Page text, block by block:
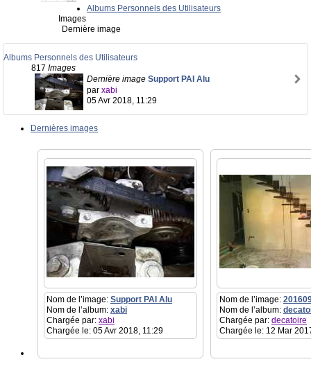
Albums Personnels des Utilisateurs
Images
Dernière image
Albums Personnels des Utilisateurs
817 Images
Dernière image Support PAI Alu
par xabi
05 Avr 2018, 11:29
Dernières images
Nom de l’image: Support PAI Alu
Nom de l’album: xabi
Chargée par: xabi
Chargée le: 05 Avr 2018, 11:29
Nom de l’image:
Nom de l’album:
Chargée par: decatoire
Chargée le: 12 Mar